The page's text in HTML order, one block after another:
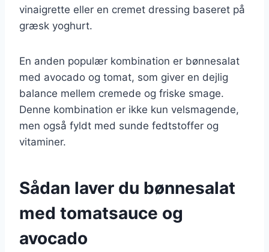
vinaigrette eller en cremet dressing baseret på
græsk yoghurt.
En anden populær kombination er bønnesalat
med avocado og tomat, som giver en dejlig
balance mellem cremede og friske smage.
Denne kombination er ikke kun velsmagende,
men også fyldt med sunde fedtstoffer og
vitaminer.
Sådan laver du bønnesalat
med tomatsauce og
avocado